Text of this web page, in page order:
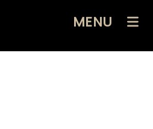
MENU